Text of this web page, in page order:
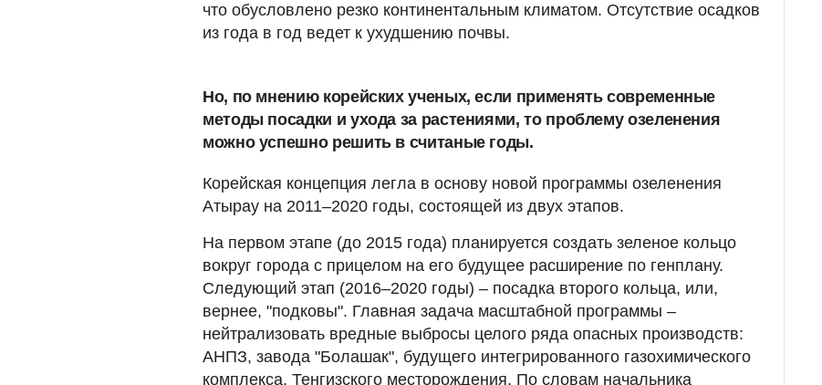
что обусловлено резко континентальным климатом. Отсутствие осадков
из года в год ведет к ухудшению почвы.
Но, по мнению корейских ученых, если применять современные
методы посадки и ухода за растениями, то проблему озеленения
можно успешно решить в считаные годы.
Корейская концепция легла в основу новой программы озеленения
Атырау на 2011–2020 годы, состоящей из двух этапов.
На первом этапе (до 2015 года) планируется создать зеленое кольцо
вокруг города с прицелом на его будущее расширение по генплану.
Следующий этап (2016–2020 годы) – посадка второго кольца, или,
вернее, "подковы". Главная задача масштабной программы –
нейтрализовать вредные выбросы целого ряда опасных производств:
АНПЗ, завода "Болашак", будущего интегрированного газохимического
комплекса, Тенгизского месторождения. По словам начальника